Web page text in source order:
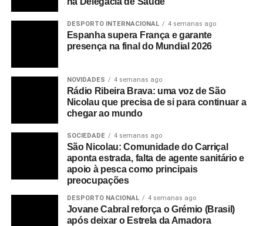
DESPORTO INTERNACIONAL 4 semanas ago
Espanha supera França e garante
presença na final do Mundial 2026
NOVIDADES 4 semanas ago
Rádio Ribeira Brava: uma voz de São
Nicolau que precisa de si para continuar a
chegar ao mundo
SOCIEDADE 4 semanas ago
São Nicolau: Comunidade do Carriçal
aponta estrada, falta de agente sanitário e
apoio à pesca como principais
preocupações
DESPORTO NACIONAL 4 semanas ago
Jovane Cabral reforça o Grémio (Brasil)
após deixar o Estrela da Amadora